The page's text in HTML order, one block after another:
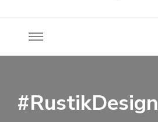
#RustikDesign